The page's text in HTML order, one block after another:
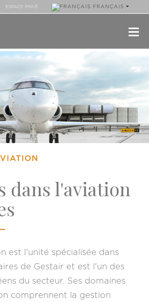
ESPACE PRIVÉ FRANÇAIS
dans l'aviation
est l'unité spécialisée dans
de Gestair et est l'un des
du secteur. Ses domaines
comprennent la gestion